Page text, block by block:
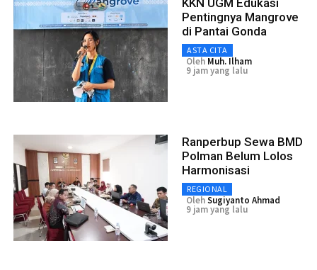
KKN UGM Edukasi
Pentingnya Mangrove
di Pantai Gonda
ASTA CITA
Oleh Muh. Ilham
9 jam yang lalu
Ranperbup Sewa BMD
Polman Belum Lolos
Harmonisasi
REGIONAL
OlehSugiyanto Ahmad
9 jam yang lalu